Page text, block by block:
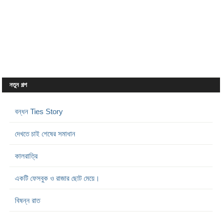
নতুন গল্প
বন্ধন Ties Story
দেখতে চাই শেষের সমাধান
কালরাত্রি
একটি ফেসবুক ও রাজার ছোট মেয়ে।
বিষন্ন রাত